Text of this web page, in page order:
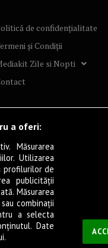
de confidențialitate
și Condiții
Zile si Nopti
a oferi:
Măsurarea
Utilizarea
profilurilor de
publicității
Măsurarea
combinații
a selecta
Date